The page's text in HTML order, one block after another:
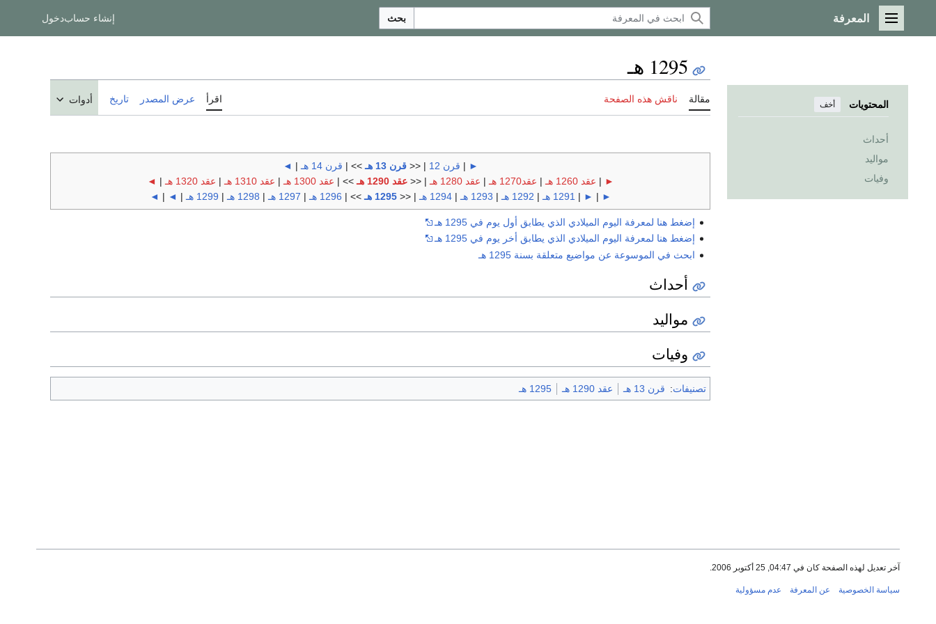
القائمة الرئيسية
المعرفة بحث إنشاء حسابدخول
المحتويات أخف
أحداث
مواليد
وفيات
1295 هـ
مقالة ناقش هذه الصفحة اقرأ عرض المصدر تاريخ أدوات
►
| قرن 12 | <<قرن 13 هـ >> | قرن 14 هـ |
◄
►
| عقد 1260 هـ | عقد1270 هـ | عقد 1280 هـ | <<عقد 1290 هـ >> | عقد 1300 هـ | عقد 1310 هـ | عقد 1320 هـ |
◄
►
|
►
| 1291 هـ | 1292 هـ | 1293 هـ |1294 هـ | <<1295 هـ >> | 1296 هـ | 1297 هـ | 1298 هـ | 1299 هـ |
◄
|
◄
إضغط هنا لمعرفة اليوم الميلادي الذي يطابق أول يوم في 1295 هـ
إضغط هنا لمعرفة اليوم الميلادي الذي يطابق أخر يوم في 1295 هـ
ابحث في الموسوعة عن مواضيع متعلقة بسنة 1295 هـ
أحداث
مواليد
وفيات
تصنيفات: قرن 13 هـ عقد 1290 هـ 1295 هـ
آخر تعديل لهذه الصفحة كان في 04:47, 25 أكتوبر 2006.
سياسة الخصوصية عن المعرفة عدم مسؤولية